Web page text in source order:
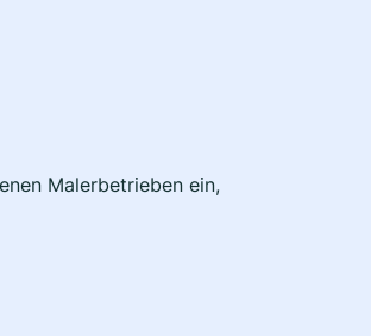
Malerbetrieben ein,